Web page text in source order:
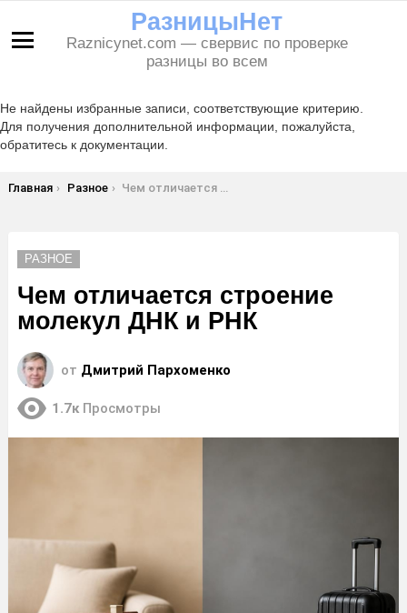
РазницыНет
Raznicynet.com — свервис по проверке
разницы во всем
Не найдены избранные записи, соответствующие критерию.
Для получения дополнительной информации, пожалуйста,
обратитесь к документации.
Вы здесь:
Главная Разное Чем отличается строение молекул ДНК и РНК
РАЗНОЕ
Чем отличается строение
молекул ДНК и РНК
от Дмитрий Пархоменко
1.7к Просмотры